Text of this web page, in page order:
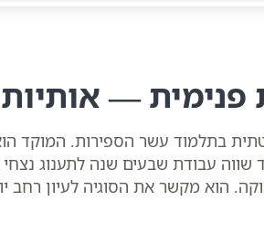
—
בתלמוד עשר הספירות. המוקד
עבודת שבעים שנה לתענוג
הוא מקשר את הסוגיה לעיון רחב